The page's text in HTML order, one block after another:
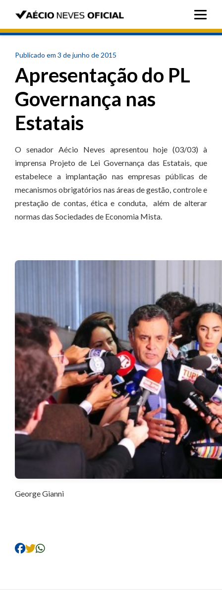
Publicado em 3 de junho de 2015
Apresentação do PL
Governança nas
Estatais
O senador Aécio Neves apresentou hoje (03/03) à
imprensa Projeto de Lei Governança das Estatais, que
estabelece a implantação nas empresas públicas de
mecanismos obrigatórios nas áreas de gestão, controle e
prestação de contas, ética e conduta, além de alterar
normas das Sociedades de Economia Mista.
George Gianni